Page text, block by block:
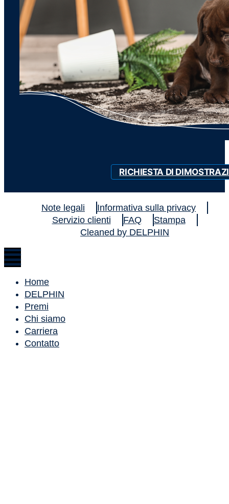
RICHIESTA DI
Note legali
Informativa sulla privacy
Servizio clienti
FAQ
Stampa
Cleaned by DELPHIN
Home
DELPHIN
Premi
Chi siamo
Carriera
Contatto